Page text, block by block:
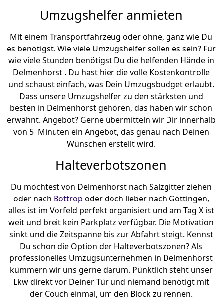
Umzugshelfer anmieten
Mit einem Transportfahrzeug oder ohne, ganz wie Du
es benötigst. Wie viele Umzugshelfer sollen es sein? Für
wie viele Stunden benötigst Du die helfenden Hände in
Delmenhorst . Du hast hier die volle Kostenkontrolle
und schaust einfach, was Dein Umzugsbudget erlaubt.
Dass unsere Umzugshelfer zu den stärksten und
besten in Delmenhorst gehören, das haben wir schon
erwähnt. Angebot? Gerne übermitteln wir Dir innerhalb
von 5 Minuten ein Angebot, das genau nach Deinen
Wünschen erstellt wird.
Halteverbotszonen
Du möchtest von Delmenhorst nach Salzgitter ziehen
oder nach Bottrop oder doch lieber nach Göttingen,
alles ist im Vorfeld perfekt organisiert und am Tag X ist
weit und breit kein Parkplatz verfügbar. Die Motivation
sinkt und die Zeitspanne bis zur Abfahrt steigt. Kennst
Du schon die Option der Halteverbotszonen? Als
professionelles Umzugsunternehmen in Delmenhorst
kümmern wir uns gerne darum. Pünktlich steht unser
Lkw direkt vor Deiner Tür und niemand benötigt mit
der Couch einmal, um den Block zu rennen.